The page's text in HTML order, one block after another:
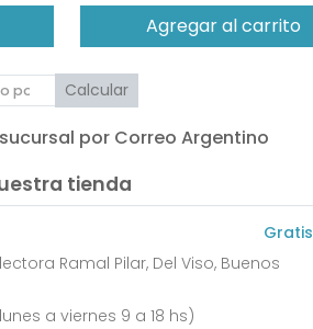
Agregar al carrito
Calcular
por Correo Argentino
tienda
Gratis
Ramal Pilar, Del Viso, Buenos
a viernes 9 a 18 hs)